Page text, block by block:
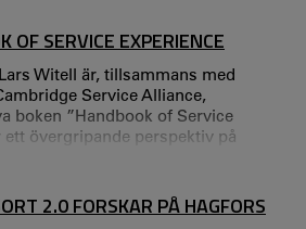
under tio veckor.
OF SERVICE EXPERIENCE
Witell är, tillsammans med
Service Alliance,
boken ”Handbook of Service
ett övergripande perspektiv på
2.0 FORSKAR PÅ HAGFORS